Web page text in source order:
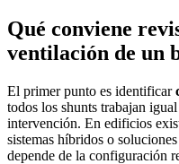
Qué conviene
ventilación de un
El primer punto es identificar
todos los shunts trabajan
intervención. En edificios
sistemas híbridos o
depende de la configuración